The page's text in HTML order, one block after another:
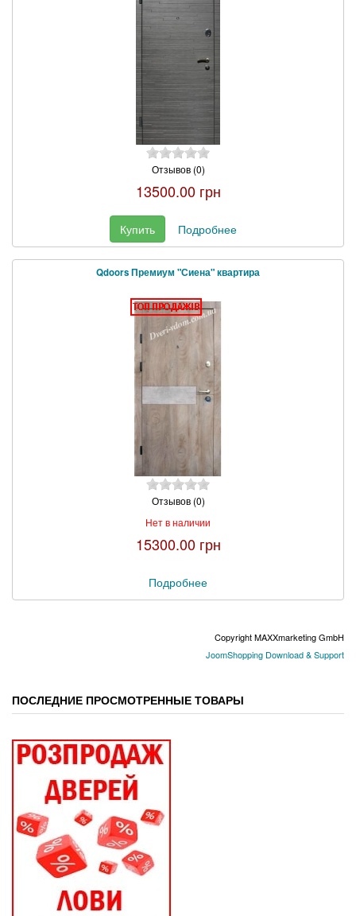
Отзывов (0)
13500.00 грн
Купить Подробнее
Qdoors Премиум "Сиена" квартира
Отзывов (0)
Нет в наличии
15300.00 грн
Подробнее
Copyright MAXXmarketing GmbH
JoomShopping Download & Support
ПОСЛЕДНИЕ ПРОСМОТРЕННЫЕ ТОВАРЫ